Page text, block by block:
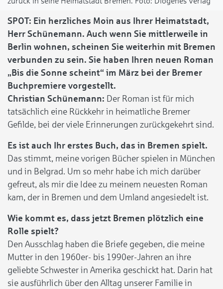
SPOT: Ein herzliches Moin aus Ihrer Heimatstadt,
Herr Schünemann. Auch wenn Sie mittlerweile in
Berlin wohnen, scheinen Sie weiterhin mit Bremen
verbunden zu sein. Sie haben Ihren neuen Roman
„Bis die Sonne scheint“ im März bei der Bremer
Buchpremiere vorgestellt.
Christian Schünemann: Der Roman ist für mich
tatsächlich eine Rückkehr in heimatliche Bremer
Gefilde, bei der viele Erinnerungen zurückgekehrt sind.
Es ist auch Ihr erstes Buch, das in Bremen spielt.
Das stimmt, meine vorigen Bücher spielen in München
und in Belgrad. Um so mehr habe ich mich darüber
gefreut, als mir die Idee zu meinem neuesten Roman
kam, der in Bremen und dem Umland angesiedelt ist.
Wie kommt es, dass jetzt Bremen plötzlich eine
Rolle spielt?
Den Ausschlag haben die Briefe gegeben, die meine
Mutter in den 1960er- bis 1990er-Jahren an ihre
geliebte Schwester in Amerika geschickt hat. Darin hat
sie ausführlich über den Alltag unserer Familie in